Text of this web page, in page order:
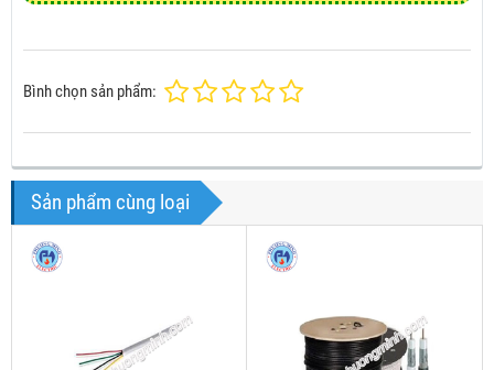
Bình chọn sản phẩm:
Sản phẩm cùng loại